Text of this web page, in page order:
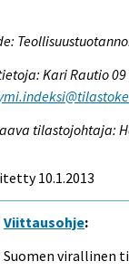
Kari Rautio
tilastojohtaja:
10.1.2013
Viittausohje:
Suomen virallinen